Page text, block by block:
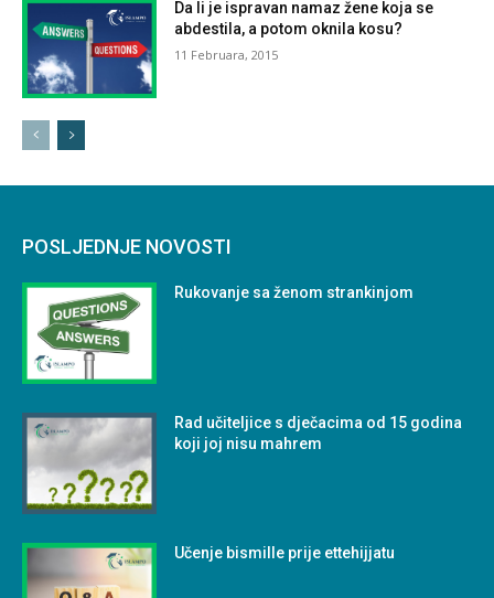
Da li je ispravan namaz žene koja se
abdestila, a potom oknila kosu?
11 Februara, 2015
POSLJEDNJE NOVOSTI
Rukovanje sa ženom strankinjom
Rad učiteljice s dječacima od 15 godina
koji joj nisu mahrem
Učenje bismille prije ettehijjatu